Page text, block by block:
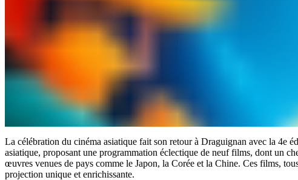
La célébration du cinéma asiatique fait son retour à Draguignan avec la 4e
asiatique, proposant une programmation éclectique de neuf films, dont un
œuvres venues de pays comme le Japon, la Corée et la Chine. Ces films,
projection unique et enrichissante.